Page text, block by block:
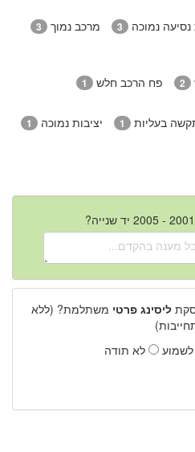
נסיעה נמוכה 3 מרכב נמוך 3
2 פח הרכב חלש 1
בעליות 1 יציבות נמוכה 1
ליסינג פרטי משתלמת? (ללא
לא תודה